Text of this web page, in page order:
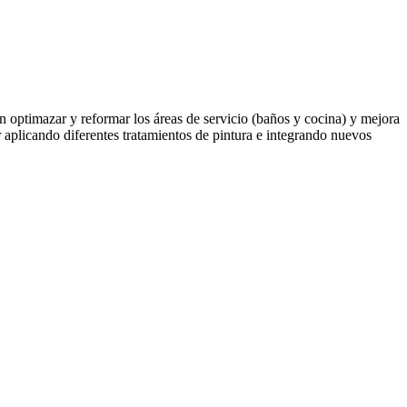
y reformar los áreas de servicio (baños y cocina) y mejora
diferentes tratamientos de pintura e integrando nuevos